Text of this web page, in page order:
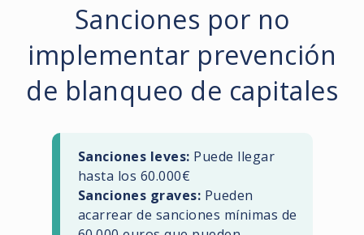
Sanciones por no
implementar prevención
de blanqueo de capitales
Sanciones leves: Puede llegar
hasta los 60.000€
Sanciones graves: Pueden
acarrear de sanciones mínimas de